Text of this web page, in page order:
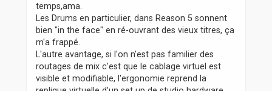
temps,ama.
Les Drums en particulier, dans Reason 5 sonnent
bien "in the face" en ré-ouvrant des vieux titres, ça
m'a frappé.
L'autre avantage, si l'on n'est pas familier des
routages de mix c'est que le cablage virtuel est
visible et modifiable, l'ergonomie reprend la